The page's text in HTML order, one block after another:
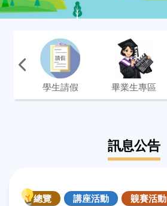
常用功能
學生請假 畢業生專區
訊息公告
訊息公告
總覽 講座活動 竸賽活動